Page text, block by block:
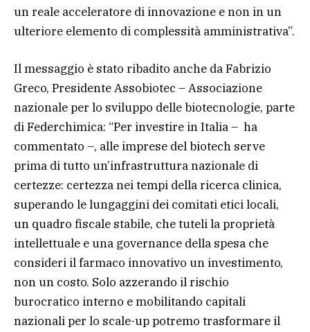
un reale acceleratore di innovazione e non in un
ulteriore elemento di complessità amministrativa”.
Il messaggio è stato ribadito anche da Fabrizio
Greco, Presidente Assobiotec – Associazione
nazionale per lo sviluppo delle biotecnologie, parte
di Federchimica: “Per investire in Italia – ha
commentato –, alle imprese del biotech serve
prima di tutto un’infrastruttura nazionale di
certezze: certezza nei tempi della ricerca clinica,
superando le lungaggini dei comitati etici locali,
un quadro fiscale stabile, che tuteli la proprietà
intellettuale e una governance della spesa che
consideri il farmaco innovativo un investimento,
non un costo. Solo azzerando il rischio
burocratico interno e mobilitando capitali
nazionali per lo scale-up potremo trasformare il